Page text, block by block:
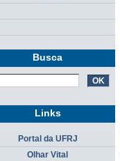
Busca
Links
Portal da UFRJ
Olhar Vital